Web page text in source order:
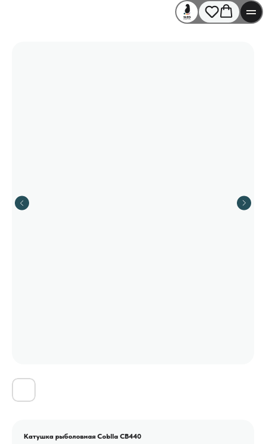
Катушка рыболовная Coblla CB440